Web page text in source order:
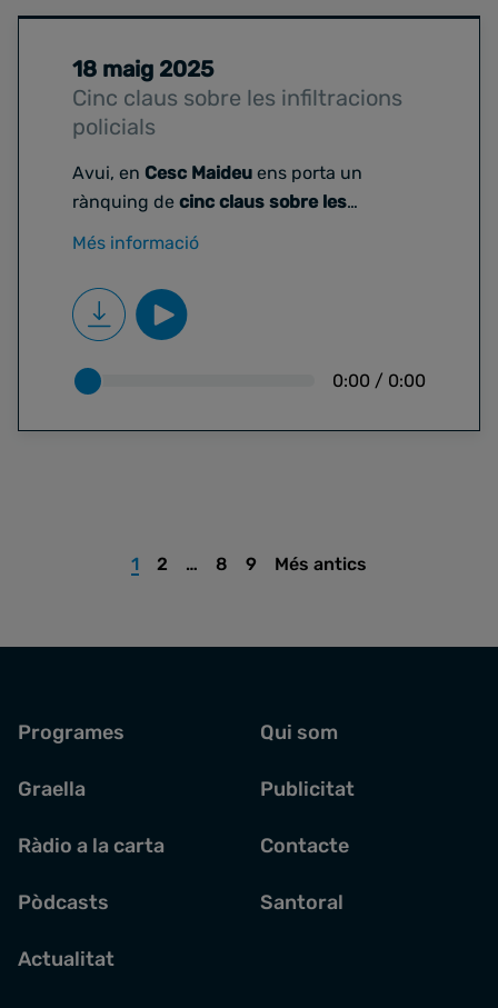
provisional sota una fiança d'un milió
d'euros, pagada en temps rècord.
18 maig 2025
Cinc claus sobre les infiltracions
policials
Avui, en Cesc Maideu ens porta un
rànquing de cinc claus sobre les
sindicals, encara que siguin públiques?
Qui fa normalment aquesta tasca més de
camuflar-se en certs entorns.
Més informació
0:00 / 0:00
1 2 … 8 9 Més antics
Programes
Graella
Ràdio a la carta
Pòdcasts
Actualitat
Qui som
Publicitat
Contacte
Santoral